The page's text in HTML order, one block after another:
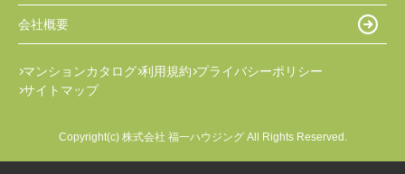
会社概要
マンションカタログ 利用規約 プライバシーポリシー
サイトマップ
Copyright(c) 株式会社 福一ハウジング All Rights Reserved.